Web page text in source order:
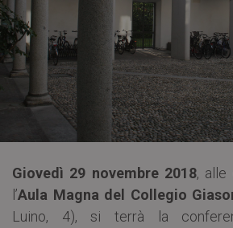
Giovedì 29 novembre 2018, alle
l’Aula Magna del Collegio
Luino, 4), si terrà la